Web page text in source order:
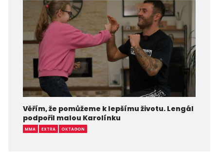
Věřím, že pomůžeme k lepšímu životu. Lengál
podpořil malou Karolínku
MMA EXTRA OKTAGON